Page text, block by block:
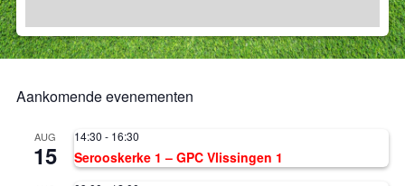
Aankomende evenementen
AUG
15
14:30 - 16:30
Serooskerke 1 – GPC Vlissingen 1